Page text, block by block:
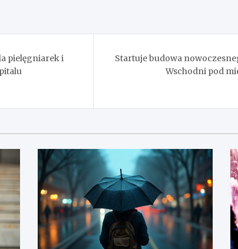
pielęgniarek i
Startuje budowa
Wschodni pod